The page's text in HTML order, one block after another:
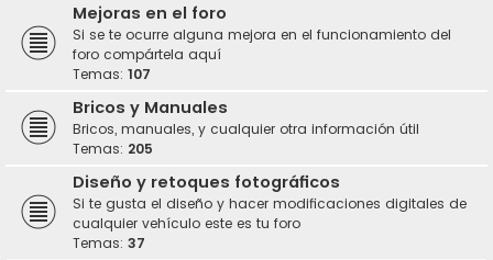
Mejoras en el foro
Si se te ocurre alguna mejora en el funcionamiento del
foro compártela aquí
Temas: 107
Bricos y Manuales
Bricos, manuales, y cualquier otra información útil
Temas: 205
Diseño y retoques fotográficos
Si te gusta el diseño y hacer modificaciones digitales de
cualquier vehículo este es tu foro
Temas: 37